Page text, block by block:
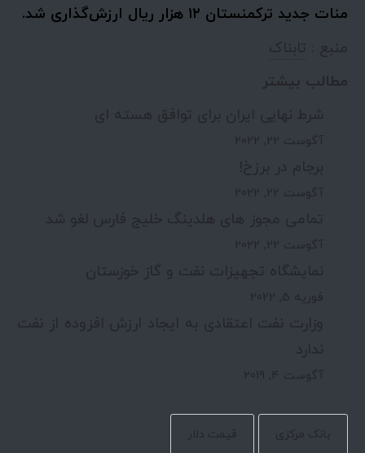
منات جدید ترکمنستان ۱۲ هزار ریال ارزش‌گذاری شد.
منبع :
تابناک
مطالب بیشتر
شرط نهایی ایران برای توافق هسته ای
آگوست 22, 2022
برجام در برزخ!
آگوست 22, 2022
تمامی مجوز های هلدینگ خلیج فارس لغو شد
آگوست 22, 2022
نمایشگاه تجهیزات نفت و گاز خوزستان
فوریه 5, 2022
وزارت نفت اعتقادی به ایجاد ارزش افزوده از نفت
ندارد
آگوست 4, 2019
بانک مرکزی قیمت دلار